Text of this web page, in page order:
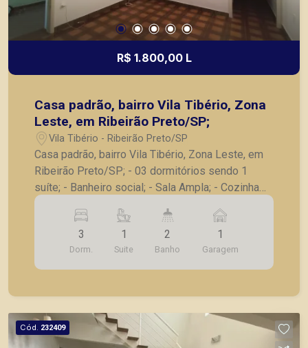
R$ 1.800,00 L
Casa padrão, bairro Vila Tibério, Zona
Leste, em Ribeirão Preto/SP;
Vila Tibério - Ribeirão Preto/SP
Casa padrão, bairro Vila Tibério, Zona Leste, em
Ribeirão Preto/SP; - 03 dormitórios sendo 1
suíte; - Banheiro social; - Sala Ampla; - Cozinha
com armários; - Lavanderia separada Grande; -
Quintal lateral; - 01 vaga de garagem pequena; -
Cerca elétrica recém colocada e Recém pintada;
A Piramid tem como objetivo atender seus
clientes com agilidade e segurança, em locação,
Preto.
3
Dorm.
1
Suite
2
Banho
1
Garagem
Cód. 232409